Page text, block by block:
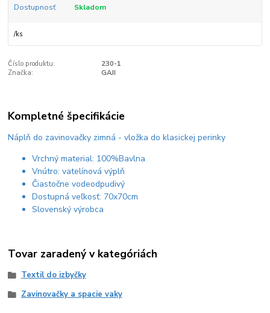
Dostupnosť Skladom
/ks
Číslo produktu:
230-1
Značka:
GAJI
Kompletné špecifikácie
Náplň do zavinovačky zimná - vložka do klasickej perinky
Vrchný material: 100%Bavlna
Vnútro: vatelínová výplň
Čiastočne vodeodpudivý
Dostupná veľkosť: 70x70cm
Slovenský výrobca
Tovar zaradený v kategóriách
Textil do izbyčky
Zavinovačky a spacie vaky